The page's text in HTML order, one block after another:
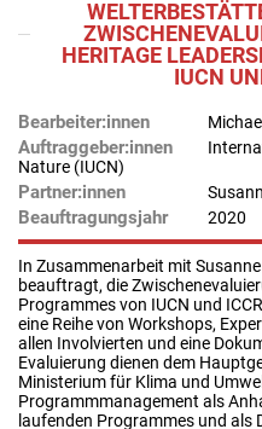
HERITAGE
IUCN
Bearbeiter:innen
Auftraggeber:innen
Nature (IUCN)
Partner:innen
Beauftragungsjahr 2020
In Zusammenarbeit mit
beauftragt, die
Programmes von IUCN und
eine Reihe von Workshops,
allen Involvierten und eine
Evaluierung dienen dem
Ministerium für Klima und
Programmmanagement als
laufenden Programmes und als